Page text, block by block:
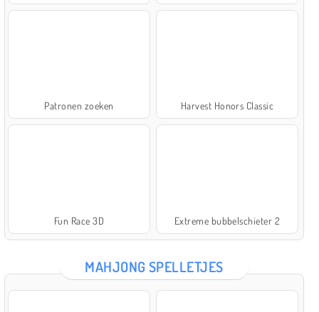
Patronen zoeken Harvest Honors Classic
Fun Race 3D Extreme bubbelschieter 2
MAHJONG SPELLETJES